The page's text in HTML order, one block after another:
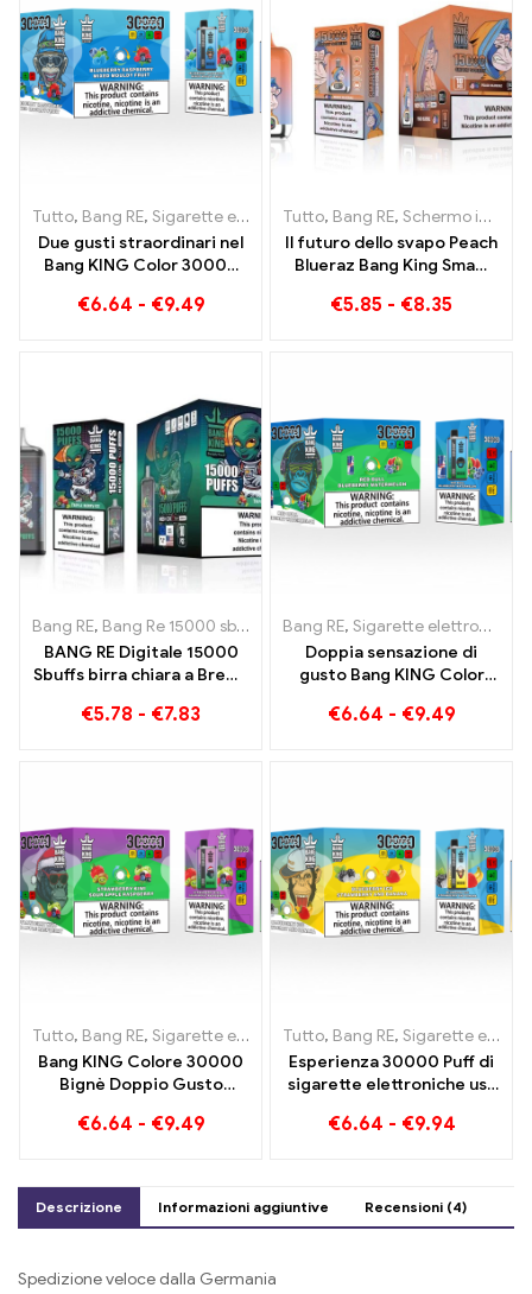
Tutto, Bang RE, Sigarette elettroniche usa e getta Lituania ,
Due gusti straordinari nel
Bang KING Color 30000
Lamponi Misti e Frutta
€6.64 - €9.49
Tutto, Bang RE, Schermo intelligente Bang King 15000 Soffio
Il futuro dello svapo Peach
Blueraz Bang King Smart
€5.85 - €8.35
Bang RE, Bang Re 15000 sbuffi
Sigaretta elettronica usa e getta
BANG RE Digitale 15000
Sbuffs birra chiara a Brema
treno
€5.78 - €7.83
Bang RE, Sigarette elettroniche usa e getta
Doppia sensazione di
gusto Bang KING Color
Mirtilli Anguria 30000
€6.64 - €9.49
Tutto, Bang RE, Sigarette elettroniche usa e getta Lituania ,
Bang KING Colore 30000
Bignè Doppio Gusto
Fragola Kiwi e Lampone
€6.64 - €9.49
Tutto, Bang RE, Sigarette elettroniche usa e getta Lituania
Esperienza 30000 Puff di
sigarette elettroniche usa
Blueberry Ice incontra
€6.64 - €9.94
Descrizione Informazioni aggiuntive Recensioni (4)
Spedizione veloce dalla Germania